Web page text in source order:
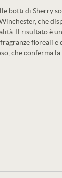
botti di Sherry
che
Il risultato è
floreali e
che conferma